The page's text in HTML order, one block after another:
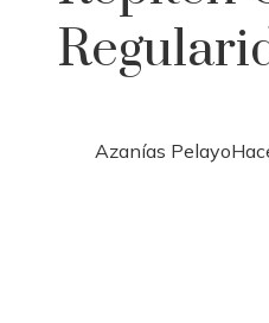
Azanías Pelayo